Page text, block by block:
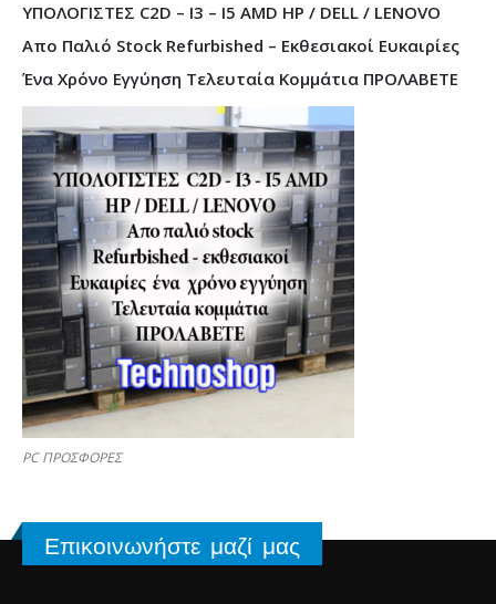
ΥΠΟΛΟΓΙΣΤΕΣ C2D – I3 – I5 AMD HP / DELL / LENOVO
Απο Παλιό Stock Refurbished – Εκθεσιακοί Ευκαιρίες
Ένα Χρόνο Εγγύηση Τελευταία Κομμάτια ΠΡΟΛΑΒΕΤΕ
PC ΠΡΟΣΦΟΡΕΣ
Επικοινωνήστε μαζί μας